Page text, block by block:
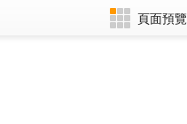
頁面預覽